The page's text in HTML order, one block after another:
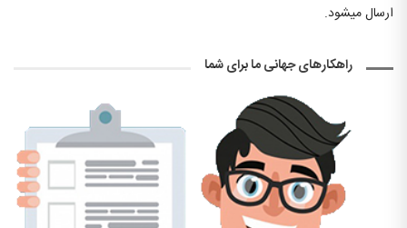
ارسال میشود.
راهکارهای جهانی ما برای شما